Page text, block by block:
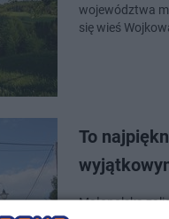
województwa
się wieś
To
Małopolska